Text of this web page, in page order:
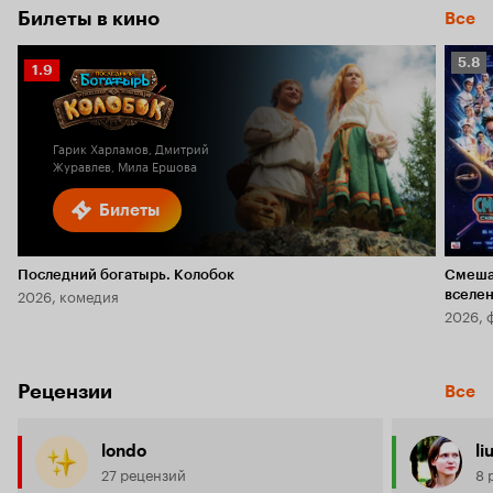
Билеты в кино Все
Билеты
Рейтинг
Кинопоиска
1.9
Гарик Харламов, Дмитрий
Журавлев, Мила Ершова
Последний богатырь. Колобок
2026, комедия
5.8
5.8
2026,
Рецензии Все
londo
27 рецензий 8